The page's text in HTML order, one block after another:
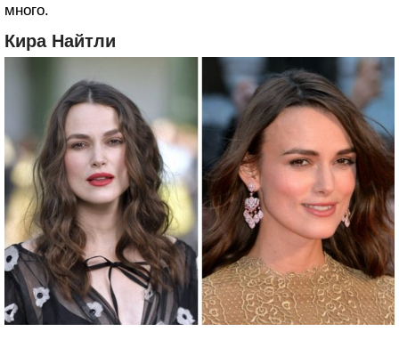
много.
Кира Найтли